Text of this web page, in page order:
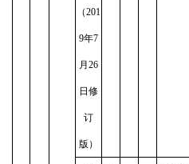
（201
9年7
月26
日修
订
版）